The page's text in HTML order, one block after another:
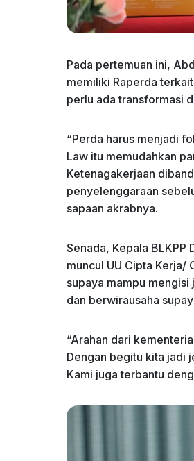
Pada pertemuan ini,
memiliki Raperda
perlu ada transformasi
“Perda harus menjadi
Law itu memudahkan
Ketenagakerjaan
penyelenggaraan
sapaan akrabnya.
Senada, Kepala
muncul UU Cipta
supaya mampu mengisi
dan berwirausaha
“Arahan dari
Dengan begitu kita jadi
Kami juga terbantu